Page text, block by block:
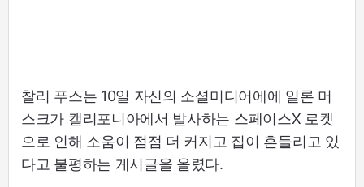
찰리 푸스는 10일 자신의 소셜미디어에에 일론 머
스크가 캘리포니아에서 발사하는 스페이스X 로켓
으로 인해 소움이 점점 더 커지고 집이 흔들리고 있
다고 불평하는 게시글을 올렸다.